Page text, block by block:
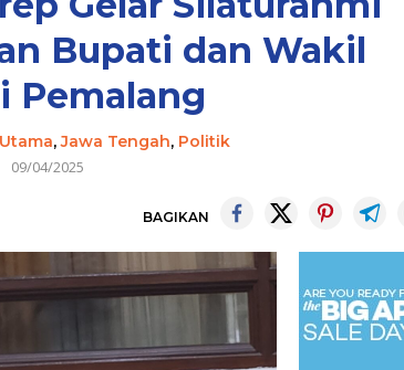
Bupati dan Wakil
Pemalang
,Jawa Tengah, Politik
09/04/2025
BAGIKAN